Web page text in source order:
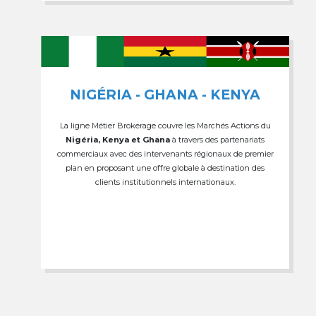
NIGÉRIA - GHANA - KENYA
La ligne Métier Brokerage couvre les Marchés Actions du
Nigéria, Kenya et Ghana à travers des partenariats
commerciaux avec des intervenants régionaux de premier
plan en proposant une offre globale à destination des
clients institutionnels internationaux.